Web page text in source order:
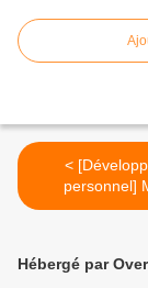
< [Développement
personnel]
Hébergé par